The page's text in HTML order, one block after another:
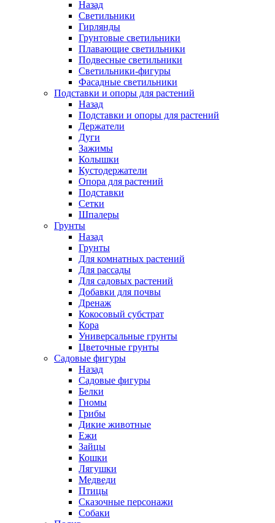
Назад
Светильники
Гирлянды
Грунтовые светильники
Плавающие светильники
Подвесные светильники
Светильники-фигуры
Фасадные светильники
Подставки и опоры для растений
Назад
Подставки и опоры для растений
Держатели
Дуги
Зажимы
Колышки
Кустодержатели
Опора для растений
Подставки
Сетки
Шпалеры
Грунты
Назад
Грунты
Для комнатных растений
Для рассады
Для садовых растений
Добавки для почвы
Дренаж
Кокосовый субстрат
Кора
Универсальные грунты
Цветочные грунты
Садовые фигуры
Назад
Садовые фигуры
Белки
Гномы
Грибы
Дикие животные
Ежи
Зайцы
Кошки
Лягушки
Медведи
Птицы
Сказочные персонажи
Собаки